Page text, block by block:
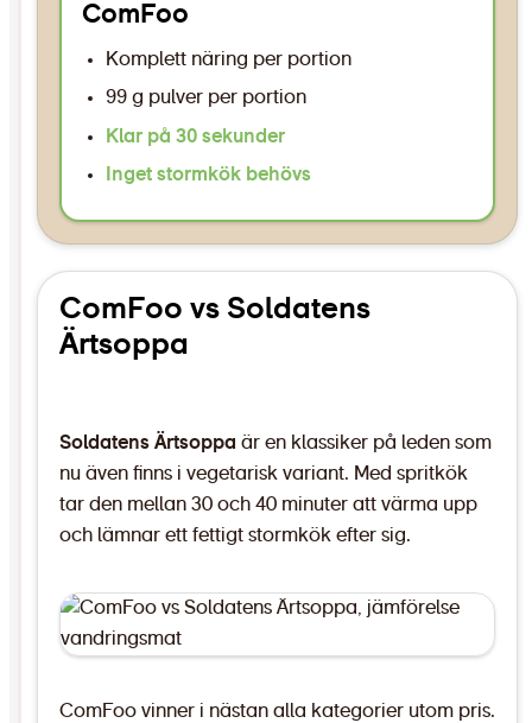
ComFoo
Komplett näring per portion
99 g pulver per portion
Klar på 30 sekunder
Inget stormkök behövs
ComFoo vs Soldatens
Ärtsoppa
Soldatens Ärtsoppa är en klassiker på leden som
nu även finns i vegetarisk variant. Med spritkök
tar den mellan 30 och 40 minuter att värma upp
och lämnar ett fettigt stormkök efter sig.
ComFoo vinner i nästan alla kategorier utom pris.